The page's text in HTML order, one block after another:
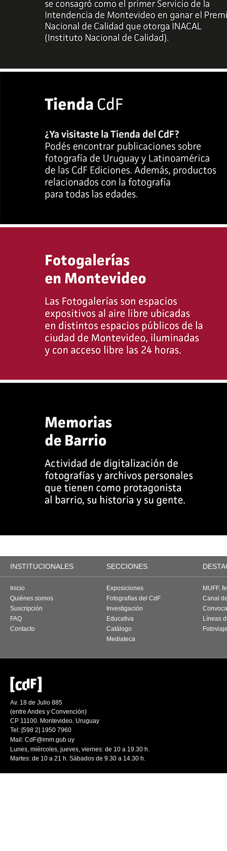
INSTITUCIONALES SECCIONES
Inicio
Quiénes somos
Suscripción
FAQ
Contacto
Exposiciones
Fotografías del CdF
Investigación
Educativa
Catálogo
Mediateca
MUFF,
Canal
Líneas
Av. 18 de Julio 885
(entre Andes y Convención)
CP 11100. Montevideo. Uruguay
Tel: [598 2] 1950 7960
Mail: CdF@imm.gub.uy
Lunes, miércoles, jueves, viernes: de 10 a 19.30 h.
Martes: de 10 a 21 h. Sábados de 9.30 a 14.30 h.